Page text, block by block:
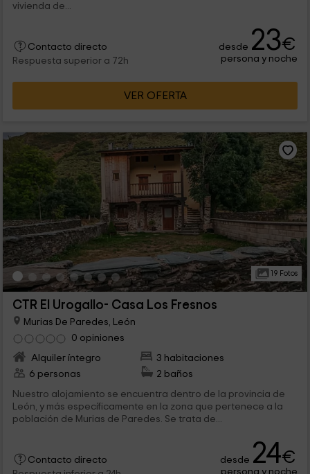
vivienda de...
Contacto directo
Respuesta superior a 72h
desde 23€
persona y noche
VER OFERTA
19 Fotos
CTR El Urogallo- Casa Los Fresnos
Murias De Paredes, León
0 opiniones
Alquiler íntegro
3 habitaciones
6 personas
2 baños
Nuestro alojamiento se encuentra dentro de la provincia de
León, y más específicamente en la zona que pertenece a la
población de Murias de Paredes. Se trata de...
Contacto directo
desde 24€
persona y noche